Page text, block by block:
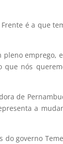
é a que
emprego,
nós
de
a
governo